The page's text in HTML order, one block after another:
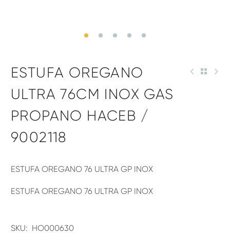
ESTUFA OREGANO
ULTRA 76CM INOX GAS
PROPANO HACEB /
9002118
ESTUFA OREGANO 76 ULTRA GP INOX
ESTUFA OREGANO 76 ULTRA GP INOX
SKU: HO000630